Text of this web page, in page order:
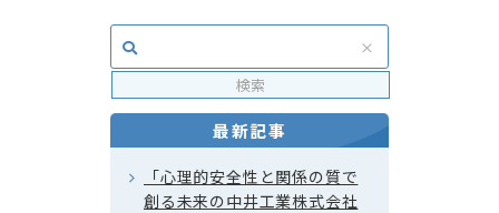
最新記事
「心理的安全性と関係の質で
創る未来の中井工業株式会社